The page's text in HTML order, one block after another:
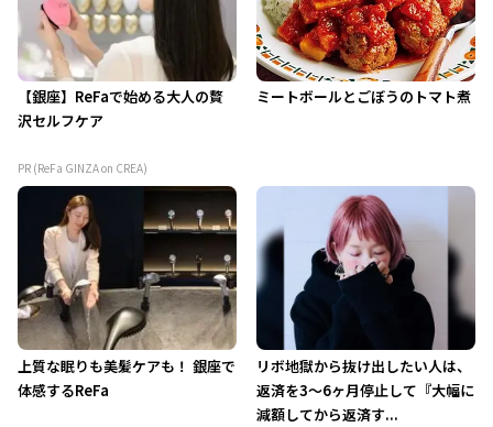
【銀座】ReFaで始める大人の贅
沢セルフケア
PR (ReFa GINZA on CREA)
ミートボールとごぼうのトマト煮
上質な眠りも美髪ケアも！ 銀座で
体感するReFa
リボ地獄から抜け出したい人は、
返済を3～6ヶ月停止して『大幅に
減額してから返済す...